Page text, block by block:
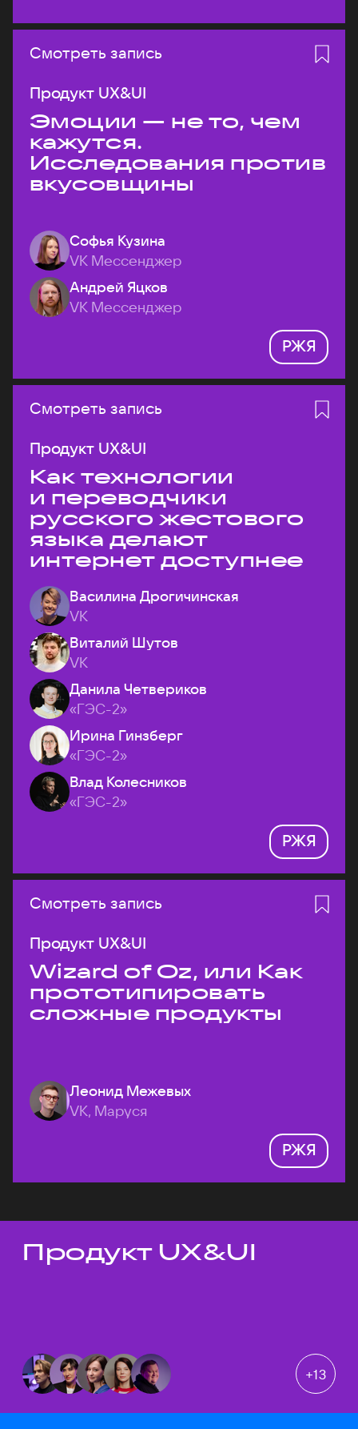
Смотреть запись
Продукт UX&UI
Эмоции — не то, чем
кажутся.
Исследования против
вкусовщины
Софья Кузина
VK Мессенджер
Андрей Яцков
VK Мессенджер
РЖЯ
Смотреть запись
Продукт UX&UI
Как технологии
и переводчики
русского жестового
языка делают
интернет доступнее
Василина Дрогичинская
VK
Виталий Шутов
VK
Данила Четвериков
«ГЭС-2»
Ирина Гинзберг
«ГЭС-2»
Влад Колесников
«ГЭС-2»
РЖЯ
Смотреть запись
Продукт UX&UI
Wizard of Oz, или Как
прототипировать
сложные продукты
Леонид Межевых
VK, Маруся
РЖЯ
Темы докладов
Продукт UX&UI
+13